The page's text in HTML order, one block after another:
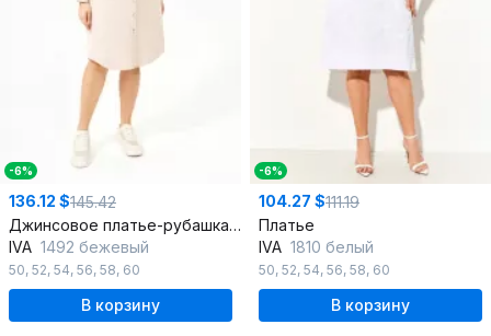
-6%
136.12 $145.42
Джинсовое платье-рубашка с поясом и капюшоном
IVA 1492 бежевый
50, 52, 54, 56, 58, 60
В корзину
-6%
104.27 $111.19
Платье
IVA 1810 белый
50, 52, 54, 56, 58, 60
В корзину